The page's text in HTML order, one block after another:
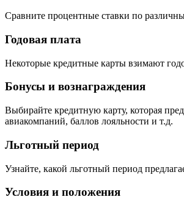
Сравните процентные ставки по
Годовая плата
Некоторые кредитные карты взимают
Бонусы и вознаграждения
Выбирайте кредитную карту, которая
авиакомпаний, баллов лояльности и т.д.
Льготный период
Узнайте, какой льготный период
Условия и положения